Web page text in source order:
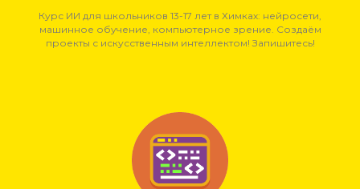
Курс ИИ для школьников 13-17 лет в Химках: нейросети,
машинное обучение, компьютерное зрение. Создаём
проекты с искусственным интеллектом! Запишитесь!